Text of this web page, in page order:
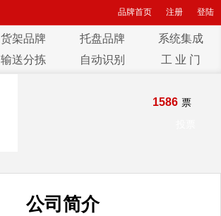
品牌首页 注册 登陆
货架品牌 托盘品牌
系统集成
输送分拣 自动识别 工 业 门
1586 票
公司简介